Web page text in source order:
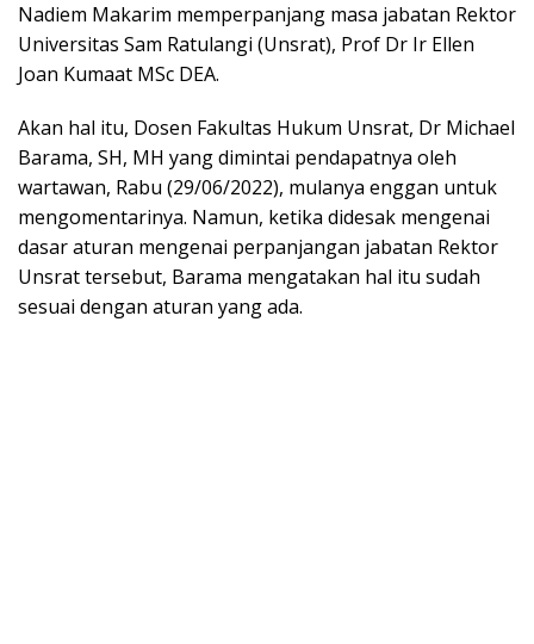
Nadiem Makarim memperpanjang masa jabatan Rektor
Universitas Sam Ratulangi (Unsrat), Prof Dr Ir Ellen
Joan Kumaat MSc DEA.
Akan hal itu, Dosen Fakultas Hukum Unsrat, Dr Michael
Barama, SH, MH yang dimintai pendapatnya oleh
wartawan, Rabu (29/06/2022), mulanya enggan untuk
mengomentarinya. Namun, ketika didesak mengenai
dasar aturan mengenai perpanjangan jabatan Rektor
Unsrat tersebut, Barama mengatakan hal itu sudah
sesuai dengan aturan yang ada.